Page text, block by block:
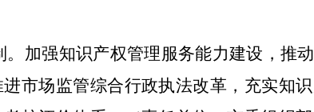
。加强知识产权管理服务能力建设，推
市场监管综合行政执法改革，充实知